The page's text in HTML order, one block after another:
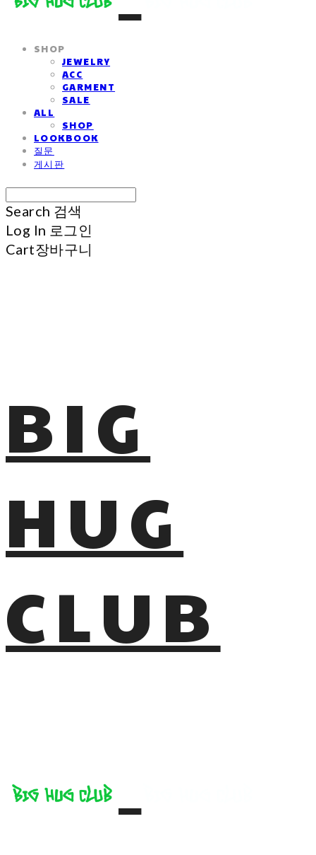
SHOP
JEWELRY
ACC
GARMENT
SALE
ALL
SHOP
LOOKBOOK
질문
게시판
Search 검색
Log In 로그인
Cart장바구니
BIG
HUG
CLUB